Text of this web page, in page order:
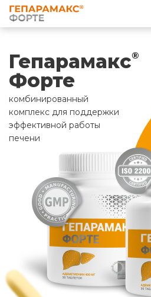
Гепарамакс®
Форте
комбинированный
комплекс для поддержки
эффективной работы
печени